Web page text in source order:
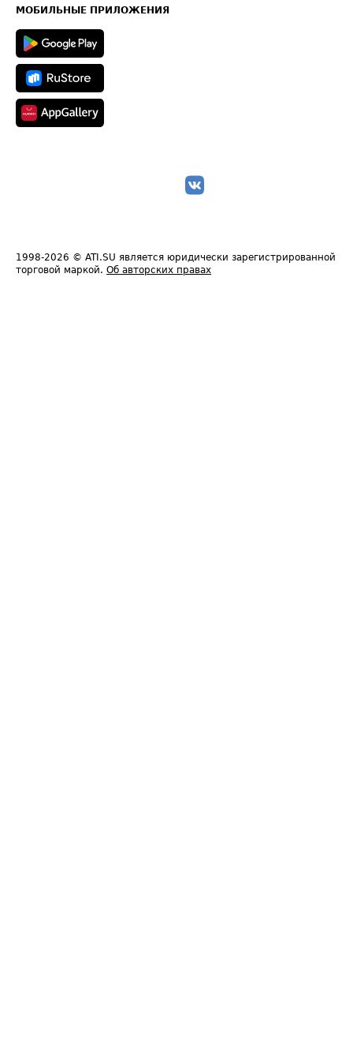
Техническая информация
МОБИЛЬНЫЕ ПРИЛОЖЕНИЯ
1998-2026 © ATI.SU является юридически зарегистрированной
торговой маркой. Об авторских правах